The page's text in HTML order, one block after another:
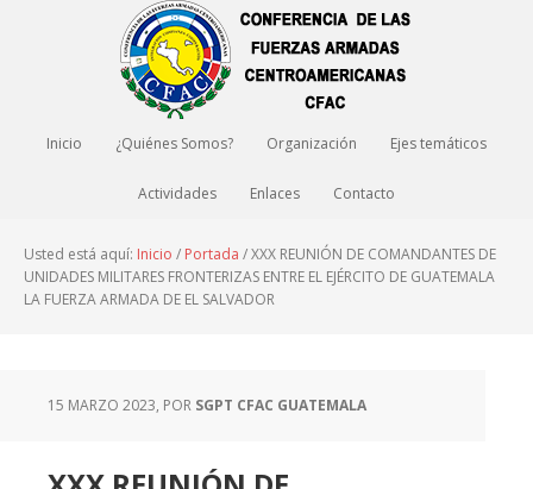
Inicio ¿Quiénes Somos? Organización Ejes temáticos
Actividades Enlaces Contacto
Usted está aquí: Inicio / Portada /XXX REUNIÓN DE COMANDANTES DE
UNIDADES MILITARES FRONTERIZAS ENTRE EL EJÉRCITO DE GUATEMALA
LA FUERZA ARMADA DE EL SALVADOR
15 MARZO 2023, POR SGPT CFAC GUATEMALA